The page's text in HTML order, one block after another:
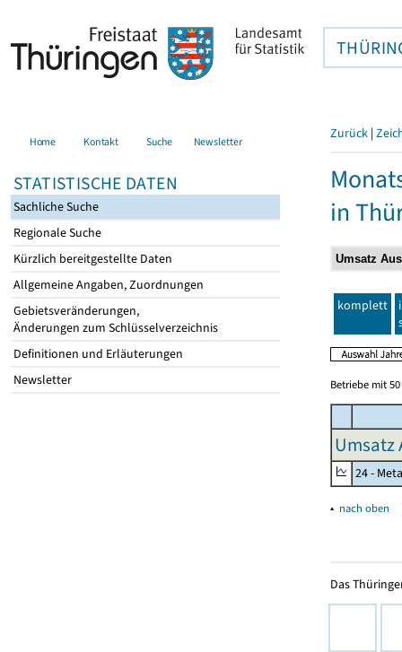
Home Kontakt Suche Newsletter
STATISTISCHE DATEN
Sachliche Suche
Regionale Suche
Kürzlich bereitgestellte Daten
Allgemeine Angaben, Zuordnungen
Gebietsveränderungen,
Änderungen zum Schlüsselverzeichnis
Definitionen und Erläuterungen
Newsletter
Zurück |
in
komplett
Betriebe mit
Umsatz
24 -
▴ nach oben
Das